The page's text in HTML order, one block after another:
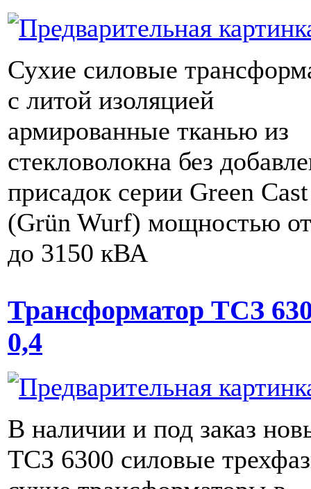
Сухие силовые
с литой изоляцией
армированные тканью из
стекловолокна без
присадок серии Green Cast
(Grün Wurf) мощностью
до 3150 кВА
Трансформатор ТСЗ
0,4
В наличии и под заказ
ТСЗ 6300 силовые